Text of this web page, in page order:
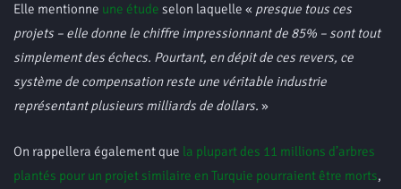
Elle mentionne une étude selon laquelle « presque tous ces
projets – elle donne le chiffre impressionnant de 85% – sont tout
simplement des échecs. Pourtant, en dépit de ces revers, ce
système de compensation reste une véritable industrie
représentant plusieurs milliards de dollars. »
On rappellera également que la plupart des 11 millions d’arbres
plantés pour un projet similaire en Turquie pourraient être morts,